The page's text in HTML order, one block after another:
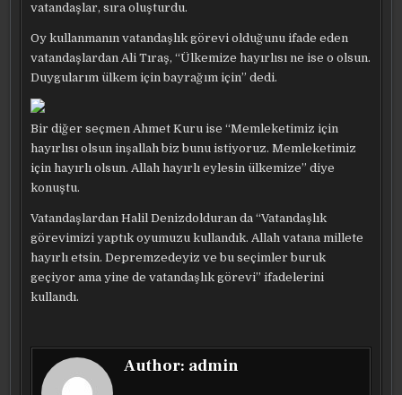
vatandaşlar, sıra oluşturdu.
Oy kullanmanın vatandaşlık görevi olduğunu ifade eden
vatandaşlardan Ali Tıraş, “Ülkemize hayırlısı ne ise o olsun.
Duygularım ülkem için bayrağım için” dedi.
Bir diğer seçmen Ahmet Kuru ise “Memleketimiz için
hayırlısı olsun inşallah biz bunu istiyoruz. Memleketimiz
için hayırlı olsun. Allah hayırlı eylesin ülkemize” diye
konuştu.
Vatandaşlardan Halil Denizdolduran da “Vatandaşlık
görevimizi yaptık oyumuzu kullandık. Allah vatana millete
hayırlı etsin. Depremzedeyiz ve bu seçimler buruk
geçiyor ama yine de vatandaşlık görevi” ifadelerini
kullandı.
Author: admin